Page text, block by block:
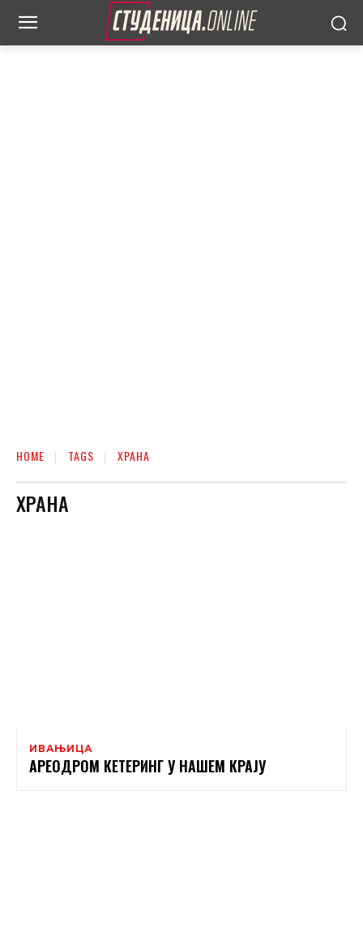
HOME TAGS ХРАНА
ХРАНА
ИВАЊИЦА
АРЕОДРОМ КЕТЕРИНГ У НАШЕМ КРАЈУ